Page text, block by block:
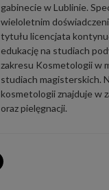
gabinecie w Lublinie.
wieloletnim
tytułu licencjata
edukację na studiach
zakresu Kosmetologii w
studiach magisterskich.
kosmetologii znajduje w
oraz pielęgnacji.